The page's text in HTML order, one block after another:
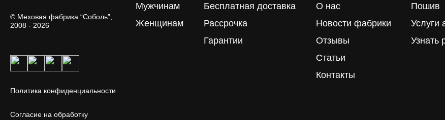
© Меховая фабрика “Соболь”,
2008 - 2026
Политика конфиденциальности
Согласие на обработку
Мужчинам
Женщинам
Бесплатная доставка
Рассрочка
Гарантии
О нас
Новости фабрики
Отзывы
Статьи
Контакты
Пошив
Услуги
Узнать